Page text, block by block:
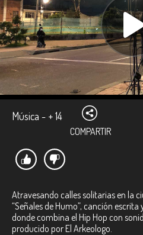
Música - + 14
COMPARTIR
Atravesando calles solitarias en la
“Señales de Humo”, canción
donde combina el Hip Hop con
producido por El Arkeologo.